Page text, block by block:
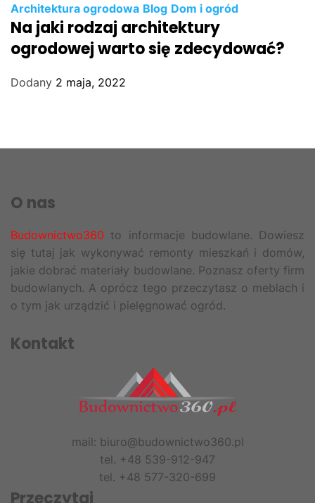
Architektura ogrodowa Blog Dom i ogród
Na jaki rodzaj architektury
ogrodowej warto się zdecydować?
Dodany 2 maja, 2022
O nas
Budownictwo360 to informacje budowlane. Dowiesz
się tutaj jak wykonywać remonty mieszkań i domów,
jakie dobrać materiały budowlane. Poznasz oferty firm
budowlanych. A oprócz tego przeczytasz o meblach i
o tym jak urządzić i pielęgnować ogród.
Kontakt
mail: biuro@budownictwo360.pl
tel. +48 539-912-947
tel. +48 577-320-699
Przeczytaj